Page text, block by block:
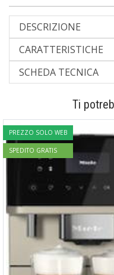
DESCRIZIONE
CARATTERISTICHE
SCHEDA TECNICA
Ti
PREZZO SOLO WEB
SPEDITO GRATIS